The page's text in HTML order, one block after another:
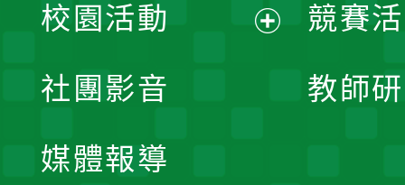
競賽
教師
開
校園活動
社團影音
媒體報導